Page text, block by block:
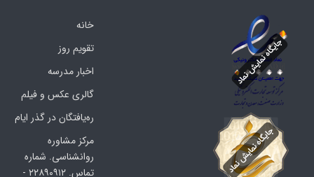
خانه
تقویم روز
اخبار مدرسه
گالری عکس و فیلم
ره‌یافتگان در گذر ایام
مرکز مشاوره
روانشناسی. شماره
تماس. ۲۲۸۹۰۹۱۲ -